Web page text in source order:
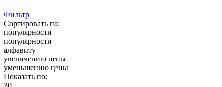
Фильтр
Сортировать по:
популярности
популярности
алфавиту
увеличению цены
уменьшению цены
Показать по:
30